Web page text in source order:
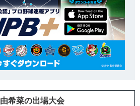
希菜の出場大会